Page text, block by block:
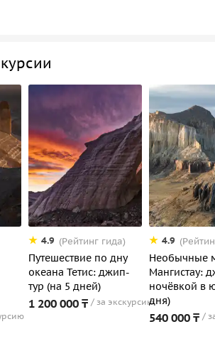
4.9 (Рейтинг гида)
Путешествие по дну
океана Тетис: джип-
тур (на 5 дней)
1 200 000 ₸ за экскурсию
4.9
Необычные
Мангистау:
ночёвкой в
дня)
540 000 ₸